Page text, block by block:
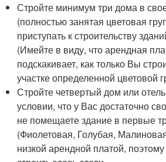
Стройте минимум три дома в
(полностью занятая цветовая
приступать к строительству
(Имейте в виду, что арендная
подскакивает, как только Вы
участке определенной цветовой
Стройте четвертый дом или
условии, что у Вас достаточно
не помещаете здание в первые
(Фиолетовая, Голубая,
низкой арендной платой,